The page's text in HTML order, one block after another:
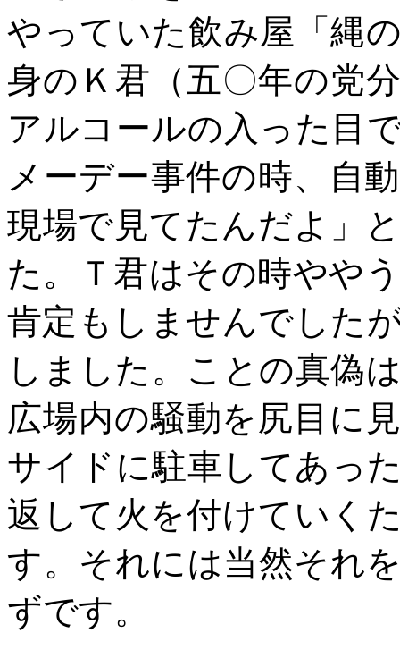
やっていた飲み屋「縄
身のＫ君（五〇年の党
アルコールの入った目
メーデー事件の時、自
現場で見てたんだよ」
た。Ｔ君はその時やや
肯定もしませんでした
しました。ことの真偽
広場内の騒動を尻目に
サイドに駐車してあっ
返して火を付けていく
す。それには当然それ
ずです。